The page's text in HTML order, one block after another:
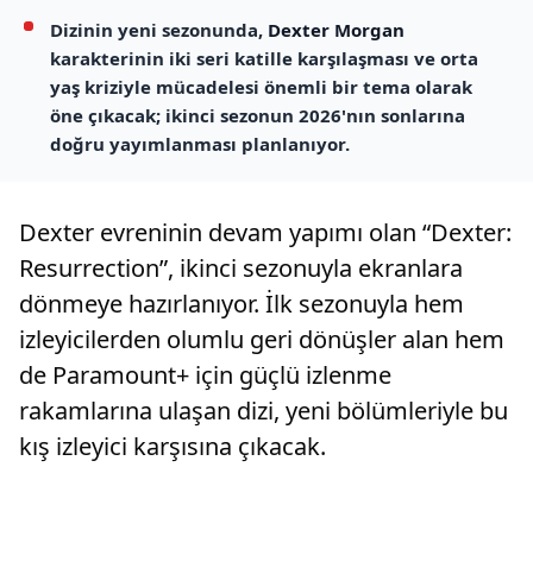
Dizinin yeni sezonunda, Dexter Morgan
karakterinin iki seri katille karşılaşması ve orta
yaş kriziyle mücadelesi önemli bir tema olarak
öne çıkacak; ikinci sezonun 2026'nın sonlarına
doğru yayımlanması planlanıyor.
Dexter evreninin devam yapımı olan “Dexter:
Resurrection”, ikinci sezonuyla ekranlara
dönmeye hazırlanıyor. İlk sezonuyla hem
izleyicilerden olumlu geri dönüşler alan hem
de Paramount+ için güçlü izlenme
rakamlarına ulaşan dizi, yeni bölümleriyle bu
kış izleyici karşısına çıkacak.